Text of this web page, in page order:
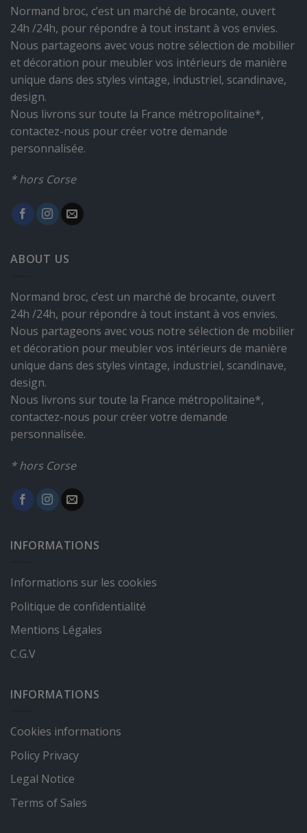
Normand broc, c’est un marché de brocante, ouvert
24h /24h, pour répondre à tout instant à vos envies.
Nous partageons avec vous notre sélection de mobilier
et décoration pour meubler vos intérieurs de manière
unique dans des styles vintage, industriel, scandinave,
design.
Nous livrons sur toute la France métropolitaine*,
contactez-nous pour créer votre demande
personnalisée.
* hors Corse
ABOUT US
Normand broc, c’est un marché de brocante, ouvert
24h /24h, pour répondre à tout instant à vos envies.
Nous partageons avec vous notre sélection de mobilier
et décoration pour meubler vos intérieurs de manière
unique dans des styles vintage, industriel, scandinave,
design.
Nous livrons sur toute la France métropolitaine*,
contactez-nous pour créer votre demande
personnalisée.
* hors Corse
INFORMATIONS
Informations sur les cookies
Politique de confidentialité
Mentions Légales
C.G.V
INFORMATIONS
Cookies informations
Policy Privacy
Legal Notice
Terms of Sales